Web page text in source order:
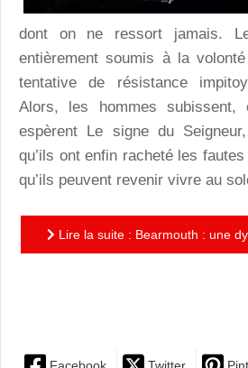
dont on ne ressort jamais.
entièrement soumis à la
tentative de résistance
Alors, les hommes
espèrent Le signe du
qu’ils ont enfin racheté les
qu’ils peuvent revenir vivre au
Lire la suite : Bearmouth : une